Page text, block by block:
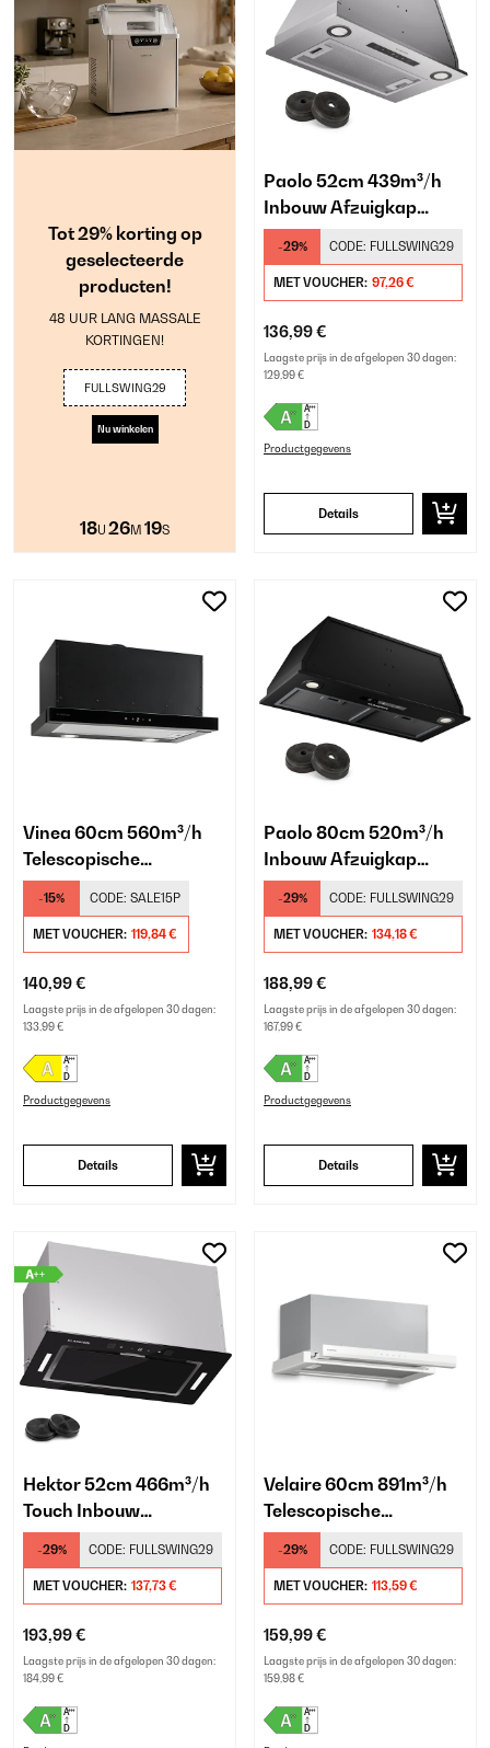
Tot 29% korting op
geselecteerde
producten!
48 UUR LANG MASSALE
KORTINGEN!
FULLSWING29
Nu winkelen
18U 26M 19S
Paolo 52cm 439m³/h
Inbouw Afzuigkap
Zilver
-29% CODE: FULLSWING29
MET VOUCHER: 97,26 €
136,99 €
Laagste prijs in de afgelopen 30 dagen:
129,99 €
Productgegevens
Details
Vinea 60cm 560m³/h
Telescopische
Afzuigkap Zwart
-15% CODE: SALE15P
MET VOUCHER: 119,84 €
140,99 €
Laagste prijs in de afgelopen 30 dagen:
133,99 €
Productgegevens
Details
Paolo 80cm 520m³/h
Inbouw Afzuigkap
Zwart
-29% CODE: FULLSWING29
MET VOUCHER: 134,18 €
188,99 €
Laagste prijs in de afgelopen 30 dagen:
167,99 €
Productgegevens
Details
Hektor 52cm 466m³/h
Touch Inbouw
Afzuigkap Zwart
-29% CODE: FULLSWING29
MET VOUCHER: 137,73 €
193,99 €
Laagste prijs in de afgelopen 30 dagen:
184,99 €
Velaire 60cm 891m³/h
Telescopische
Afzuigkap Wit
-29% CODE: FULLSWING29
MET VOUCHER: 113,59 €
159,99 €
Laagste prijs in de afgelopen 30 dagen:
159,98 €